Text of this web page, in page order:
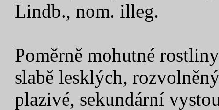
Lindb., nom. illeg.
Poměrně mohutné
slabě lesklých,
plazivé, sekundární